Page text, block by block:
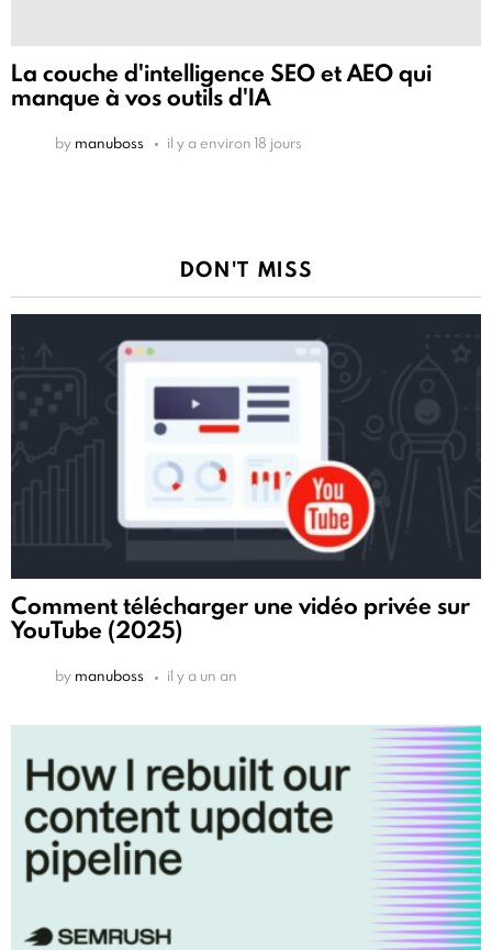
La couche d'intelligence SEO et AEO qui
manque à vos outils d'IA
by manuboss il y a environ 18 jours
DON'T MISS
Comment télécharger une vidéo privée sur
YouTube (2025)
by manuboss il y a un an